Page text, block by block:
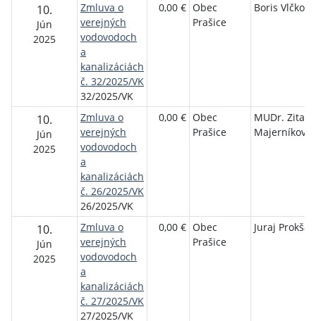
10.
Jún
2025
Zmluva o
verejných
vodovodoch
a
kanalizáciách
č. 32/2025/VK
32/2025/VK
0,00 € Obec
Prašice
Boris Vlčko
10.
Jún
2025
Zmluva o
verejných
vodovodoch
a
kanalizáciách
č. 26/2025/VK
26/2025/VK
0,00 € Obec
Prašice
MUDr. Zita
Majerníková
10.
Jún
2025
Zmluva o
verejných
vodovodoch
a
kanalizáciách
č. 27/2025/VK
27/2025/VK
0,00 € Obec
Prašice
Juraj Prokša